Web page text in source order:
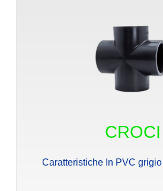
CROCI
Caratteristiche In PVC